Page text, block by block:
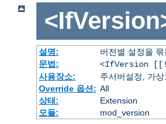
설명:
버전별 설정을 묶
문법:
<IfVersion
사용장소:
주서버설정, 가
Override 옵션: All
상태:
Extension
모듈:
mod_version